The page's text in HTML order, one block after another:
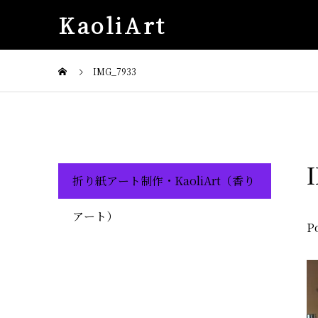
KaoliArt
IMG_7933
折り紙アート制作・KaoliArt（香り
アート）